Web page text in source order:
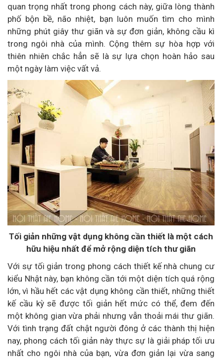
quan trọng nhất trong phong cách này, giữa lòng thành
phố bộn bề, não nhiệt, bạn luôn muốn tìm cho mình
những phút giây thư giãn và sự đơn giản, không cầu kì
trong ngôi nhà của mình. Cộng thêm sự hòa hợp với
thiên nhiên chắc hẳn sẽ là sự lựa chọn hoàn hảo sau
một ngày làm việc vất vả.
Tối giản những vật dụng không cần thiết là một cách
hữu hiệu nhất để mở rộng diện tích thư giãn
Với sự tối giản trong phong cách thiết kế nhà chung cư
kiểu Nhật này, bạn không cần tới một diện tích quá rộng
lớn, vì hầu hết các vật dụng không cần thiết, những thiết
kế cầu kỳ sẽ được tối giản hết mức có thể, đem đến
một không gian vừa phải nhưng vẫn thoải mái thư giãn.
Với tình trạng đất chật người đông ở các thành thị hiện
nay, phong cách tối giản này thực sự là giải pháp tối ưu
nhất cho ngôi nhà của bạn, vừa đơn giản lại vừa sang